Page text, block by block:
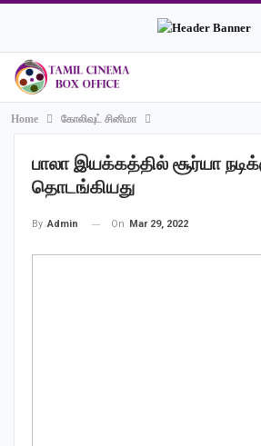
Home கோலிவுட் சினிமா
பாலா இயக்கத்தில் சூர்யா
தொடங்கியது
By Admin On Mar 29, 2022